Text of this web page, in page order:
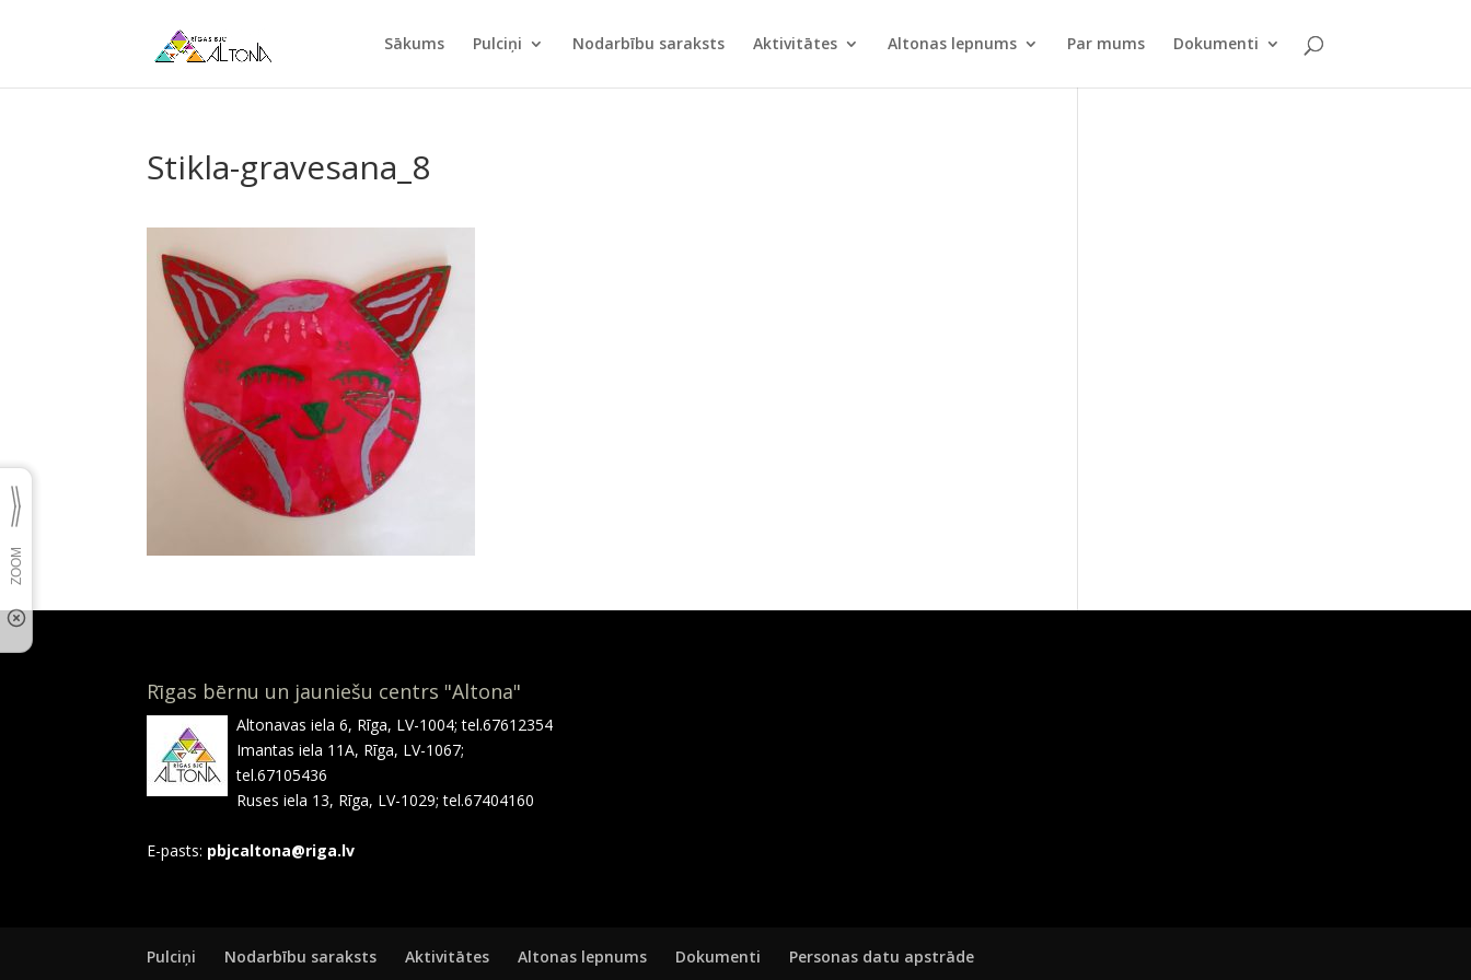
Sākums Pulciņi Nodarbību saraksts Aktivitātes Altonas lepnums Par mums Dokumenti
Stikla-gravesana_8
Rīgas bērnu un jauniešu centrs "Altona"
Altonavas iela 6, Rīga, LV-1004; tel.67612354
Imantas iela 11A, Rīga, LV-1067;
tel.67105436
Ruses iela 13, Rīga, LV-1029; tel.67404160
E-pasts: pbjcaltona@riga.lv
Pulciņi Nodarbību saraksts Aktivitātes Altonas lepnums Dokumenti Personas datu apstrāde